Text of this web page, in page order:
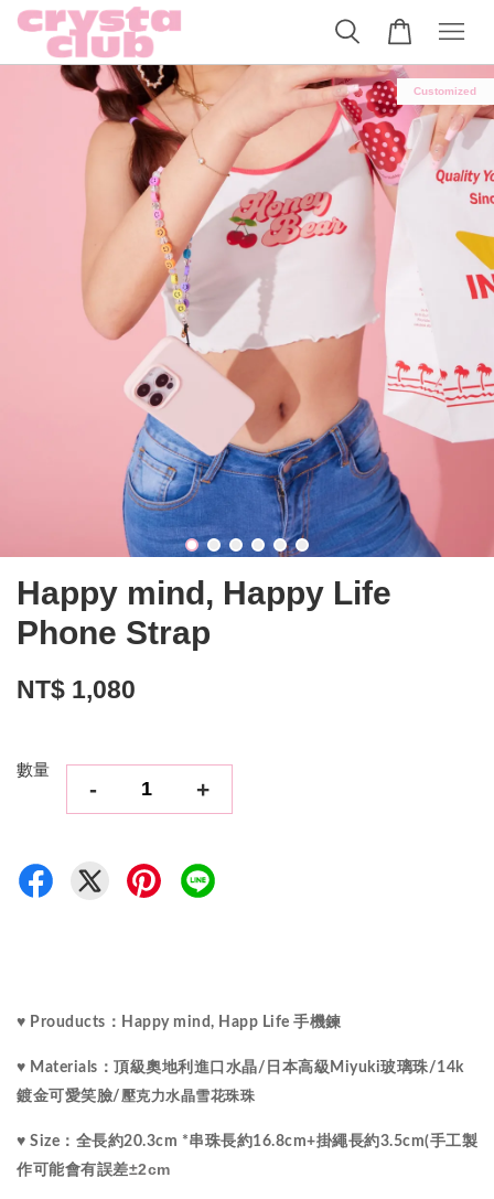
Customized
Happy mind, Happy Life
Phone Strap
NT$ 1,080
數量
- +
♥ Prouducts： Happy mind, Happ Life 手機鍊
♥ Materials： 頂級奧地利進口 水晶/ 日本高級Miyuki玻璃珠/14k
鍍金可愛笑臉/ 壓克力水晶雪花珠珠
♥ Size： 全長約20.3cm *串珠長約16.8cm+掛繩長約3.5cm(手工製
作可能會有誤差±2cm